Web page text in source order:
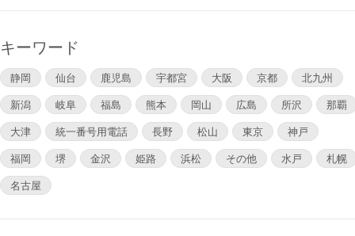
キーワード
静岡 仙台 鹿児島 宇都宮 大阪 京都
北九州
新潟
岐阜 福島 熊本 岡山 広島 所沢
那覇
大津
統一番号用電話 長野 松山 東京
神戸
福岡
堺 金沢 姫路 浜松 その他 水戸
札幌
名古屋